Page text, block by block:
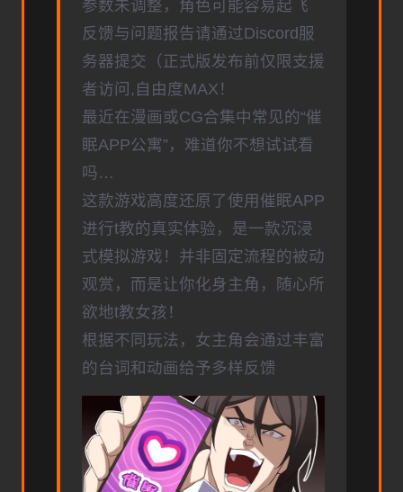
参数未调整，角色可能容易起飞
反馈与问题报告请通过Discord服
务器提交（正式版发布前仅限支援
者访问,自由度MAX！
最近在漫画或CG合集中常见的“催
眠APP公寓”，难道你不想试试看
吗…
这款游戏高度还原了使用催眠APP
进行t教的真实体验，是一款沉浸
式模拟游戏！并非固定流程的被动
观赏，而是让你化身主角，随心所
欲地t教女孩！
根据不同玩法，女主角会通过丰富
的台词和动画给予多样反馈